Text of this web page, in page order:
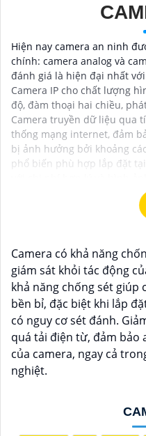
Hiện nay camera an ninh
chính: camera analog và
đánh giá là hiện đại nhất
Camera IP cho chất lượng
độ, đàm thoại hai chiều,
Camera truyền dữ liệu qua
thống mạng internet, đảm
bị ảnh hưởng bởi khoảng
phổ biến phù hợp lắp đặt
Chắc chắn! Dưới đây là
IP Hình Sát Nét đểHoàn
↳1: **Chọn địa điểm lắp
trí cần giám sát và chọn
bị che khuất và có góc
2:**Chọn camera chất
độ phân giải cao, ít nhất
hình ảnh sắt nét.
Camera có khả năng
giám sát khỏi tác động
khả năng chống sét giúp
bền bỉ, đặc biệt khi lắp
có nguy cơ sét đánh.
quá tải điện từ, đảm bảo
của camera, ngay cả
nghiệt.